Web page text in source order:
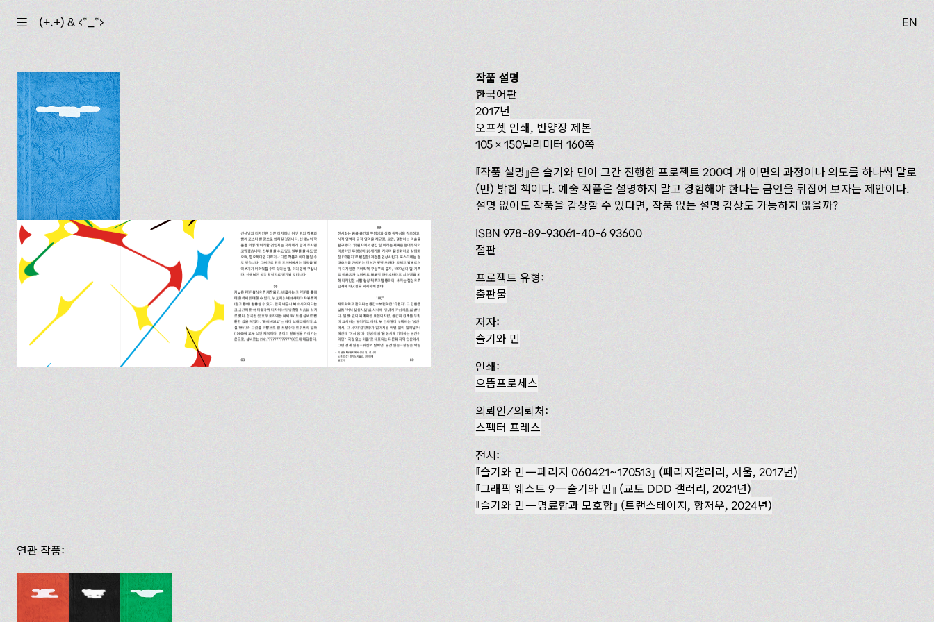
☰ (+.+) & ‹*_*› EN
작품 설명
한국어판
2017년
오프셋 인쇄, 반양장 제본
105 x 150밀리미터 160쪽
작품 설명 은 슬기와 민이 그간 진행한 프로젝트 200여 개 이면의 과정이나 의도를 하나씩 말로
(만) 밝힌 책이다. 예술 작품은 설명하지 말고 경험해야 한다는 금언을 뒤집어 보자는 제안이다.
설명 없이도 작품을 감상할 수 있다면, 작품 없는 설명 감상도 가능하지 않을까?
ISBN 978-89-93061-40-6 93600
절판
프로젝트 유형:
출판물
저자:
슬기와 민
인쇄:
으뜸프로세스
의뢰인/의뢰처:
스펙터 프레스
전시:
슬기와 민—페리지 060421~170513 (페리지갤러리, 서울, 2017년)
『그래픽 웨스트 9—슬기와 민』 (교토 DDD 갤러리, 2021년)
슬기와 민—명료함과 모호함 (트랜스테이지, 항저우, 2024년)
연관 작품: